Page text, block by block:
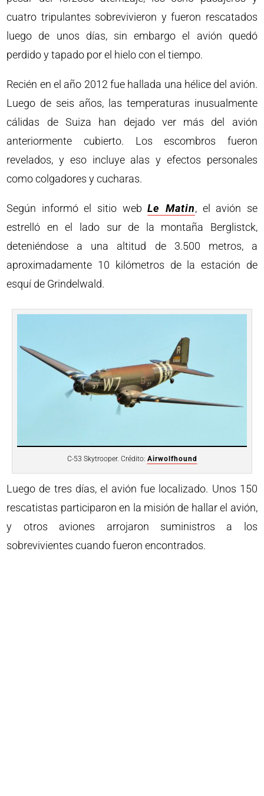
cuatro tripulantes sobrevivieron y fueron rescatados
luego de unos días, sin embargo el avión quedó
perdido y tapado por el hielo con el tiempo.
Recién en el año 2012 fue hallada una hélice del avión.
Luego de seis años, las temperaturas inusualmente
cálidas de Suiza han dejado ver más del avión
anteriormente cubierto. Los escombros fueron
revelados, y eso incluye alas y efectos personales
como colgadores y cucharas.
Según informó el sitio webLe Matin, el avión se
estrelló en el lado sur de la montaña Berglistck,
deteniéndose a una altitud de 3.500 metros, a
aproximadamente 10 kilómetros de la estación de
esquí de Grindelwald.
C-53 Skytrooper. Crédito: Airwolfhound
Luego de tres días, el avión fue localizado. Unos 150
rescatistas participaron en la misión de hallar el avión,
y otros aviones arrojaron suministros a los
sobrevivientes cuando fueron encontrados.